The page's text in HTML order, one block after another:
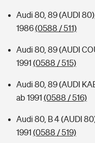
Audi 80, 89 (AUDI
1986(0588 / 511)
Audi 80, 89 (AUDI
1991 (0588 / 515)
Audi 80, 89 (AUDI
ab 1991 (0588 / 516)
Audi 80, B 4 (AUDI
1991 (0588 / 519)